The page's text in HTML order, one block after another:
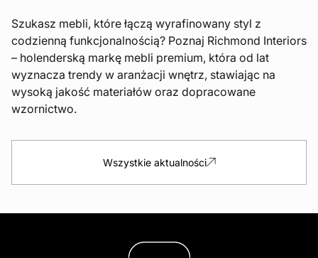
Szukasz mebli, które łączą wyrafinowany styl z
codzienną funkcjonalnością? Poznaj Richmond Interiors
– holenderską markę mebli premium, która od lat
wyznacza trendy w aranżacji wnętrz, stawiając na
wysoką jakość materiałów oraz dopracowane
wzornictwo.
Wszystkie aktualności